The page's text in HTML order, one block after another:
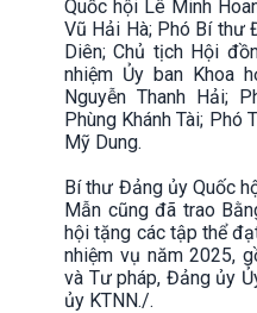
Quốc hội Lê Minh
Vũ Hải Hà; Phó Bí thư
Diên; Chủ tịch Hội
nhiệm Ủy ban Khoa
Nguyễn Thanh Hải;
Phùng Khánh Tài; Phó
Mỹ Dung.
Bí thư Đảng ủy Quốc
Mẫn cũng đã trao
hội tặng các tập thể
nhiệm vụ năm 2025,
và Tư pháp, Đảng ủy
ủy KTNN./.